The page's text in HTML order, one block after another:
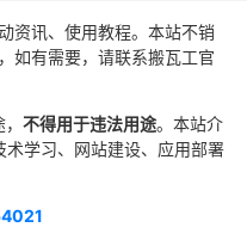
资讯、使用教程。本站不销
如有需要，请联系搬瓦工官
不得用于违法用途。本站介
学习、网站建设、应用部署